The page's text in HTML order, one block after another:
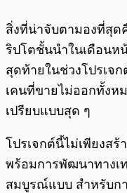
สิ่งที่น่าจับตามองที่สุด
ริปโตชั้นนำในเดือนห
สุดท้ายในช่วงโปรเจ
เคนที่ขายไม่ออกทั้งห
เปรียบแบบสุด ๆ
โปรเจกต์นี้ไม่เพียงส
พร้อมการพัฒนาทางเ
สมบูรณ์แบบ สำหรับก